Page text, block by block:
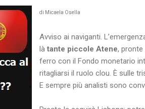
di Micaela Osella
Avviso ai naviganti.
là tante piccole Atene, pronte
ferro con il Fondo monetario
ritagliarsi il ruolo clou. È sulle
E sempre più analisti sono